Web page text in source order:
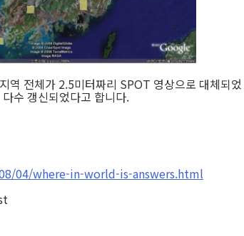
역 전체가 2.5미터짜리 SPOT 영상으로 대체되었
수 갱신되었다고 합니다.
04/where-in-world-is-answers.html